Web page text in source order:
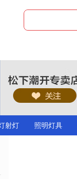
射灯 照明灯具